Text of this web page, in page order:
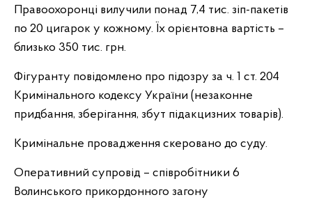
Правоохоронці вилучили понад 7,4 тис. зіп-пакетів
по 20 цигарок у кожному. Їх орієнтовна вартість –
близько 350 тис. грн.
Фігуранту повідомлено про підозру за ч. 1 ст. 204
Кримінального кодексу України (незаконне
придбання, зберігання, збут підакцизних товарів).
Кримінальне провадження скеровано до суду.
Оперативний супровід – співробітники 6
Волинського прикордонного загону